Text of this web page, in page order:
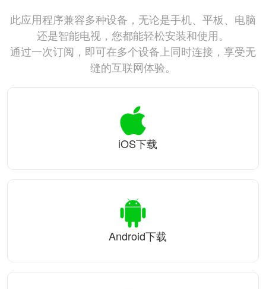
此应用程序兼容多种设备，无论是手机、平板、电脑
还是智能电视，您都能轻松安装和使用。
通过一次订阅，即可在多个设备上同时连接，享受无
缝的互联网体验。
iOS下载
Android下载